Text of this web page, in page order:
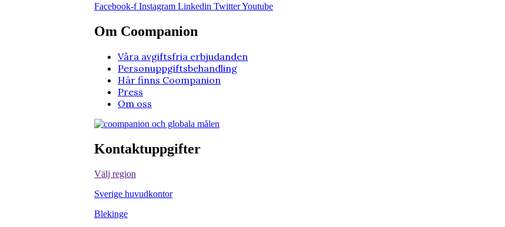
Facebook-f Instagram Linkedin TwitterYoutube
Om Coompanion
Våra avgiftsfria erbjudanden
Personuppgiftsbehandling
Här finns Coompanion
Press
Om oss
Kontaktuppgifter
Välj region
Sverige huvudkontor
Blekinge